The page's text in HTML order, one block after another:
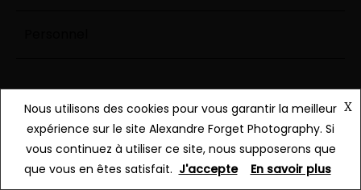
Continue Reading
Nous utilisons des cookies pour vous garantir la meilleur
expérience sur le site Alexandre Forget Photography. Si
vous continuez à utiliser ce site, nous supposerons que
que vous en êtes satisfait.
X
J'accepte En savoir plus